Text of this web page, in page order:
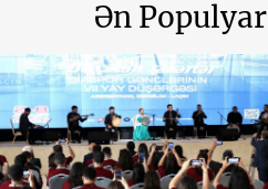
Ən Populyar